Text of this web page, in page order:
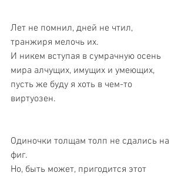
Лет не помнил, дней не чтил,
транжиря мелочь их.
И никем вступая в сумрачную осень
мира алчущих, имущих и умеющих,
пусть же буду я хоть в чем-то
виртуозен.
Одиночки толщам толп не сдались на
фиг.
Но, быть может, пригодится этот